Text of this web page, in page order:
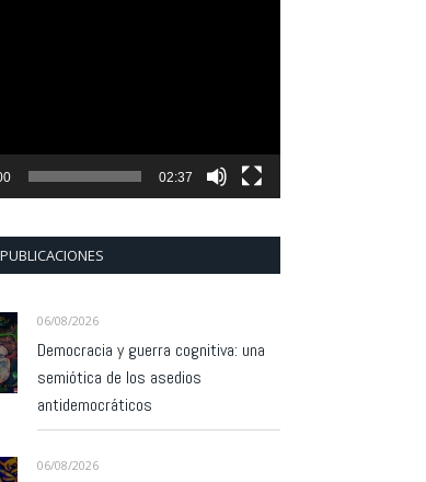
02:37
06/08/2026
Democracia y guerra cognitiva: una
semiótica de los asedios
antidemocráticos
06/08/2026